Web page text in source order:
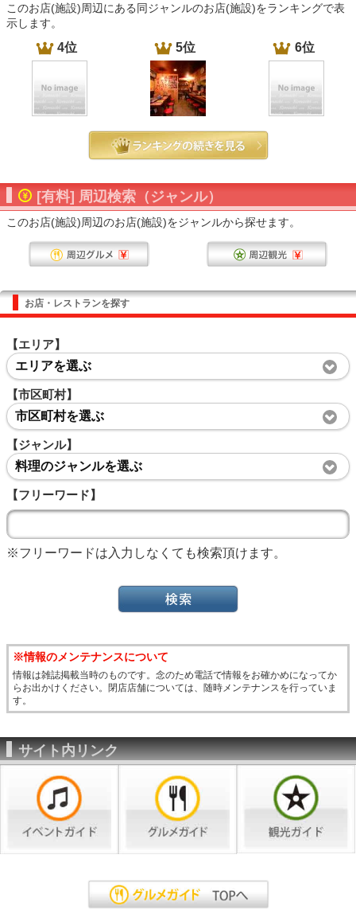
このお店(施設)周辺にある同ジャンルのお店(施設)をランキングで表
示します。
4位 5位 6位
[有料] 周辺検索（ジャンル）
このお店(施設)周辺のお店(施設)をジャンルから探せます。
お店・レストランを探す
【エリア】
エリアを選ぶ
【市区町村】
市区町村を選ぶ
【ジャンル】
料理のジャンルを選ぶ
【フリーワード】
※フリーワードは入力しなくても検索頂けます。
※情報のメンテナンスについて
情報は雑誌掲載当時のものです。念のため電話で情報をお確かめになってか
らお出かけください。閉店店舗については、随時メンテナンスを行っていま
す。
サイト内リンク